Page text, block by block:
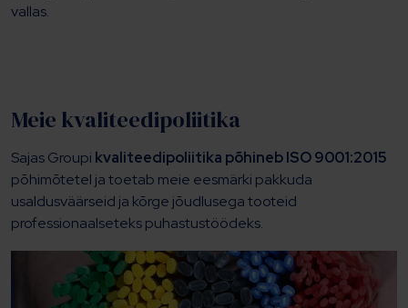
vallas.
Meie kvaliteedipoliitika
Sajas Groupi kvaliteedipoliitika põhineb ISO 9001:2015
põhimõtetel ja toetab meie eesmärki pakkuda
usaldusväärseid ja kõrge jõudlusega tooteid
professionaalseteks puhastustöödeks.